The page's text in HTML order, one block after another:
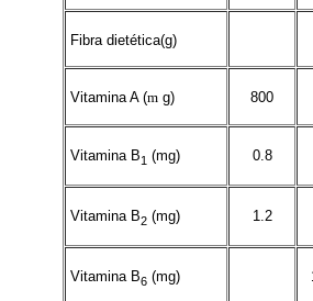
Fibra dietética(g)
Vitamina A (m g) 800
Vitamina B1 (mg) 0.8
Vitamina B2 (mg) 1.2
Vitamina B6 (mg)